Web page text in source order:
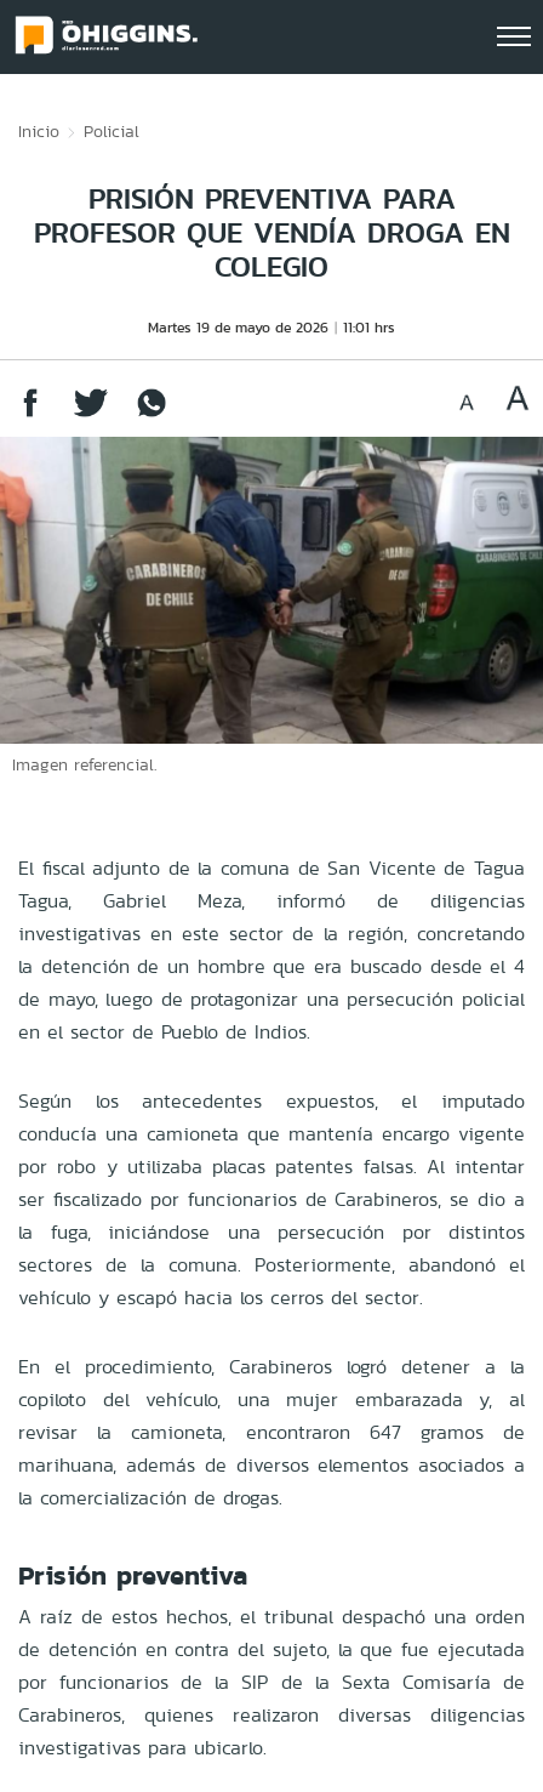
Inicio Policial
PRISIÓN PREVENTIVA PARA
PROFESOR QUE VENDÍA DROGA EN
COLEGIO
Martes 19 de mayo de 2026 11:01 hrs
Imagen referencial.
El fiscal adjunto de la comuna de San Vicente de Tagua
Tagua, Gabriel Meza, informó de diligencias
investigativas en este sector de la región, concretando
la detención de un hombre que era buscado desde el 4
de mayo, luego de protagonizar una persecución policial
en el sector de Pueblo de Indios.
Según los antecedentes expuestos, el imputado
conducía una camioneta que mantenía encargo vigente
por robo y utilizaba placas patentes falsas. Al intentar
ser fiscalizado por funcionarios de Carabineros, se dio a
la fuga, iniciándose una persecución por distintos
sectores de la comuna. Posteriormente, abandonó el
vehículo y escapó hacia los cerros del sector.
En el procedimiento, Carabineros logró detener a la
copiloto del vehículo, una mujer embarazada y, al
revisar la camioneta, encontraron 647 gramos de
marihuana, además de diversos elementos asociados a
la comercialización de drogas.
Prisión preventiva
A raíz de estos hechos, el tribunal despachó una orden
de detención en contra del sujeto, la que fue ejecutada
por funcionarios de la SIP de la Sexta Comisaría de
Carabineros, quienes realizaron diversas diligencias
investigativas para ubicarlo.